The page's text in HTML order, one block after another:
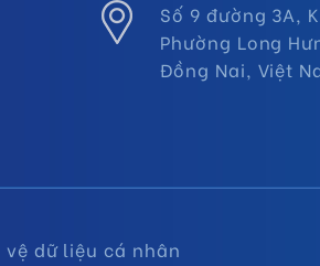
Số 9 đường 3A,
Phường Long
Đồng Nai, Việt
dữ liệu cá nhân